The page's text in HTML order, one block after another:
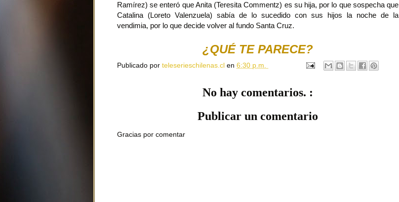
Ramírez) se enteró que Anita (Teresita Commentz) es su hija, por lo que sospecha que
Catalina (Loreto Valenzuela) sabía de lo sucedido con sus hijos la noche de la
vendimia, por lo que decide volver al fundo Santa Cruz.
¿QUÉ TE PARECE?
Publicado por teleserieschilenas.cl en 6:30 p.m.
No hay comentarios. :
Publicar un comentario
Gracias por comentar